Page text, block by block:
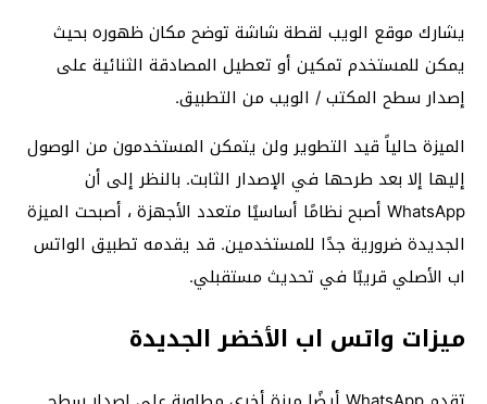
يشارك موقع الويب لقطة شاشة توضح مكان ظهوره بحيث
يمكن للمستخدم تمكين أو تعطيل المصادقة الثنائية على
إصدار سطح المكتب / الويب من التطبيق.
الميزة حالياً قيد التطوير ولن يتمكن المستخدمون من الوصول
إليها إلا بعد طرحها في الإصدار الثابت. بالنظر إلى أن
WhatsApp أصبح نظامًا أساسيًا متعدد الأجهزة ، أصبحت الميزة
الجديدة ضرورية جدًا للمستخدمين. قد يقدمه تطبيق الواتس
اب الأصلي قريبًا في تحديث مستقبلي.
ميزات واتس اب الأخضر الجديدة